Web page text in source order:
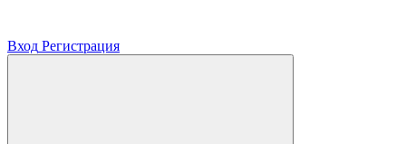
Вход Регистрация